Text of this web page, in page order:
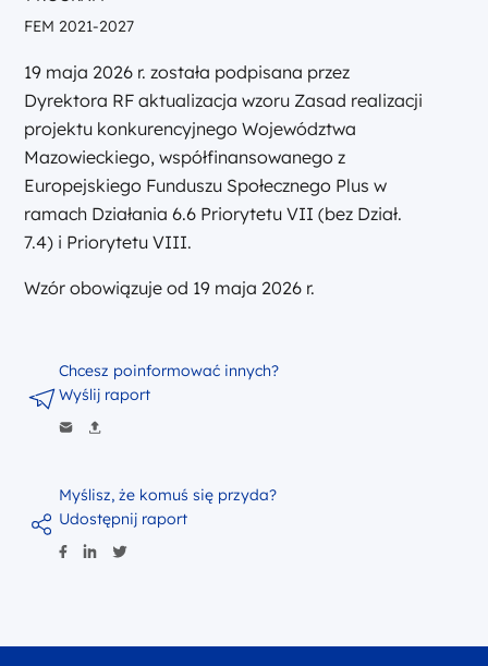
19 maja 2026 r. została podpisana przez
Dyrektora RF aktualizacja wzoru Zasad realizacji
projektu konkurencyjnego Województwa
Mazowieckiego, współfinansowanego z
Europejskiego Funduszu Społecznego Plus w
ramach Działania 6.6 Priorytetu VII (bez Dział.
7.4) i Priorytetu VIII.
Wzór obowiązuje od 19 maja 2026 r.
FEM 2021-2027
Myślisz, że komuś się przyda?
Udostępnij raport
Chcesz poinformować innych?
Wyślij raport